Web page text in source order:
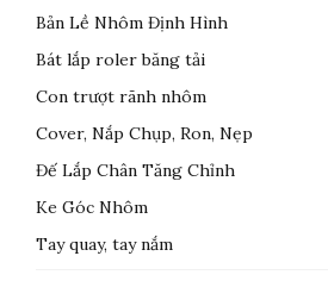
Bản Lề Nhôm Định Hình
Bát lắp roler băng tải
Con trượt rãnh nhôm
Cover, Nắp Chụp, Ron, Nẹp
Đế Lắp Chân Tăng Chỉnh
Ke Góc Nhôm
Tay quay, tay nắm